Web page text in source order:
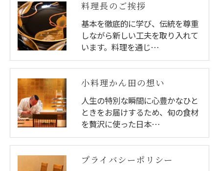
料理長のご挨拶
基本を徹底的に学び、伝統を尊重
しながら新しい工夫を取り入れて
います。料理を通じ…
小料理かん田の想い
人生の特別な瞬間に心豊かなひと
ときをお届けするため、旬の食材
を贅沢に使った日本…
プライバシーポリシー